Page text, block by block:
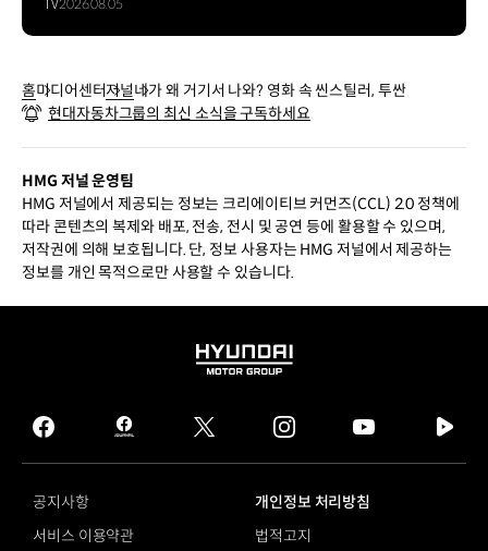
TV2026.08.05
홈미디어센터저널네가 왜 거기서 나와? 영화 속 씬스틸러, 투싼
현대자동차그룹의 최신 소식을 구독하세요
HMG 저널 운영팀
HMG 저널에서 제공되는 정보는 크리에이티브 커먼즈(CCL) 2.0 정책에
따라 콘텐츠의 복제와 배포, 전송, 전시 및 공연 등에 활용할 수 있으며,
저작권에 의해 보호됩니다. 단, 정보 사용자는 HMG 저널에서 제공하는
정보를 개인 목적으로만 사용할 수 있습니다.
HYUNDAI
GROUP
facebook
hmg
journal
twitter instagram
tv
공지사항
개인정보 처리방침
서비스 이용약관
법적고지